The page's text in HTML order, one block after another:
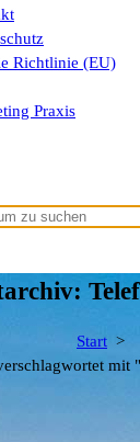
Richtlinie (EU)
Praxis
Start >
mit